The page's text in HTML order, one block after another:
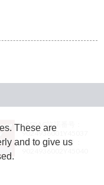
JASRAC許諾番号：
9024936001Y45037
JASRAC許諾番号：
These are
and to give us